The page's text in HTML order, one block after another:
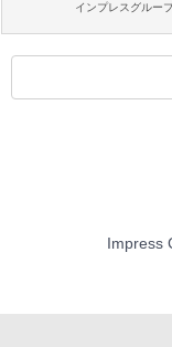
インプレスグルー
Impress